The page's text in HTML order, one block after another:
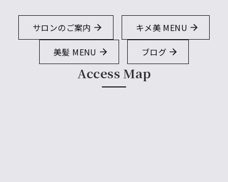
サロンのご案内
キメ美 MENU
美髪 MENU
ブログ
Access Map